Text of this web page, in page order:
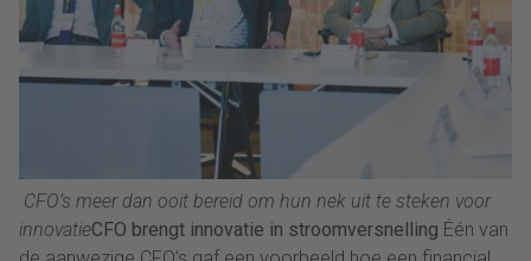
CFO’s meer dan ooit bereid om hun nek uit te steken voor
innovatieCFO brengt innovatie in stroomversnelling Één van